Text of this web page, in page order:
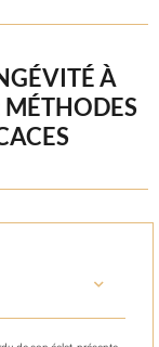
À
MÉTHODES